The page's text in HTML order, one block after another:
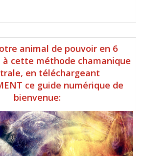
animal de pouvoir en 6
à cette méthode chamanique
en téléchargeant
ce guide numérique de
bienvenue: